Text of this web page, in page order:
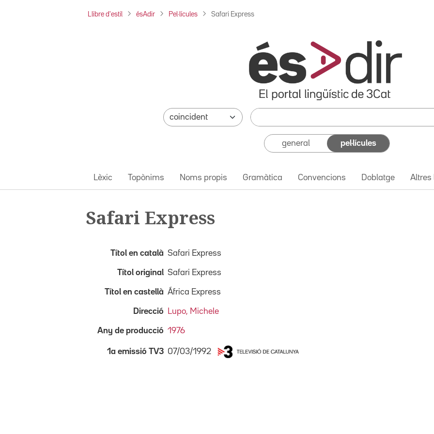
Llibre d'estil ésAdir Pel·lícules Safari Express
general pel·lícules
Lèxic Topònims Noms propis Gramàtica Convencions Doblatge Altres
Safari Express
Títol en català Safari Express
Títol original Safari Express
Títol en castellà África Express
Direcció Lupo, Michele
Any de producció 1976
1a emissió TV3 07/03/1992